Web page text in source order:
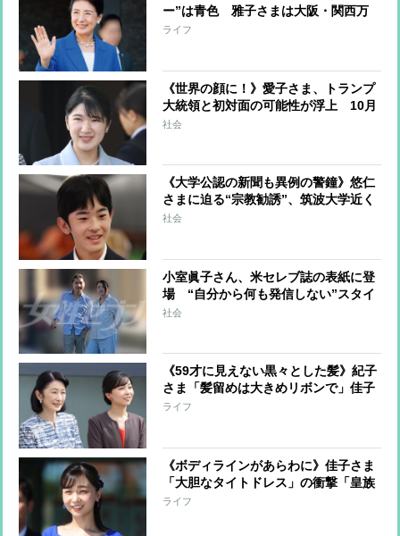
ー”は青色 雅子さまは大阪・関西万
博で鮮やかなブルーコーデを披露
ライフ
《世界の顔に！》愛子さま、トランプ
大統領と初対面の可能性が浮上 10月
末の訪日時に雅子さまとともに面会
社会
《大学公認の新聞も異例の警鐘》悠仁
さまに迫る“宗教勧誘”、筑波大学近く
で活動する宣教師が「ぜひ、エンペラ
社会
小室眞子さん、米セレブ誌の表紙に登
場 “自分から何も発信しない”スタイ
ルがミステリアスかつ新鮮だと上流階
社会
《59才に見えない黒々とした髪》紀子
さま「髪留めは大きめリボンで」佳子
さまとあえての「ノーリンクコーデ」
ライフ
《ボディラインがあらわに》佳子さま
「大胆なタイトドレス」の衝撃「皇族
ではめずらしいセンス」も特別な日の
ライフ